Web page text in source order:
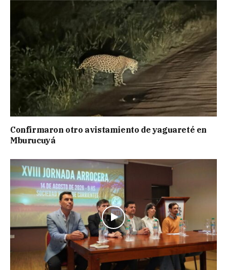
Confirmaron otro avistamiento de yaguareté en
Mburucuyá